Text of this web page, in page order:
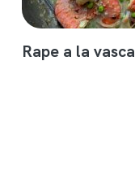
Rape a la vasca